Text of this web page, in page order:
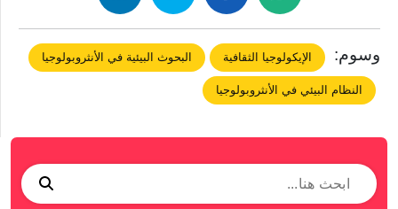
وسوم: الإيكولوجيا الثقافية البحوث البيئية في الأنثروبولوجيا
النظام البيئي في الأنثروبولوجيا